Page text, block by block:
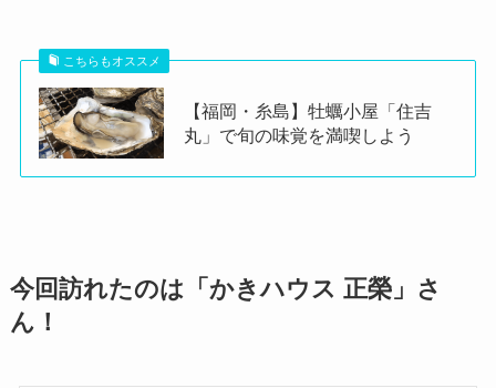
こちらもオススメ
【福岡・糸島】牡蠣小屋「住吉
丸」で旬の味覚を満喫しよう
今回訪れたのは「かきハウス 正榮」さ
ん！